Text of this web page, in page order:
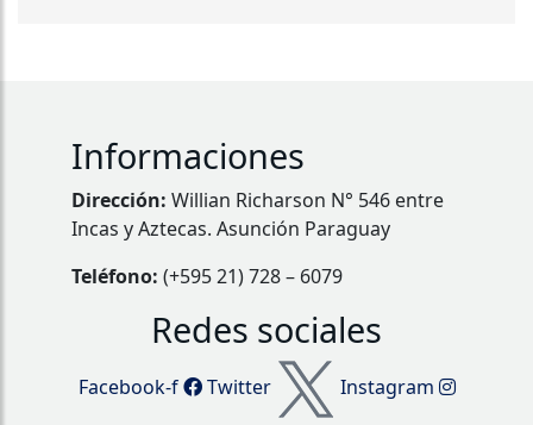
Informaciones
Dirección: Willian Richarson N° 546 entre
Incas y Aztecas. Asunción Paraguay
Teléfono: (+595 21) 728 – 6079
Redes sociales
Facebook-f Twitter
Instagram